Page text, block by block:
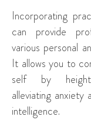
Incorporating
can provide
various personal
It allows you to
self by
alleviating anxiety
intelligence.